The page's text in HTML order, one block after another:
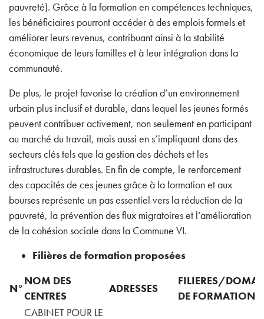
pauvreté). Grâce à la formation en compétences techniques,
les bénéficiaires pourront accéder à des emplois formels et
améliorer leurs revenus, contribuant ainsi à la stabilité
économique de leurs familles et à leur intégration dans la
communauté.
De plus, le projet favorise la création d’un environnement
urbain plus inclusif et durable, dans lequel les jeunes formés
peuvent contribuer activement, non seulement en participant
au marché du travail, mais aussi en s’impliquant dans des
secteurs clés tels que la gestion des déchets et les
infrastructures durables. En fin de compte, le renforcement
des capacités de ces jeunes grâce à la formation et aux
bourses représente un pas essentiel vers la réduction de la
pauvreté, la prévention des flux migratoires et l’amélioration
de la cohésion sociale dans la Commune VI​.
Filières de formation proposées
N°
NOM DES
CENTRES
ADRESSES
FILIERES/
DE FORMATION
CABINET POUR LE